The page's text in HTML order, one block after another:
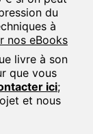
du
à
nos eBooks
livre à son
que vous
ici;
et nous